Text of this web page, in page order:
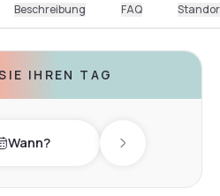
Beschreibung FAQ
IHREN TAG
Wann? Next day